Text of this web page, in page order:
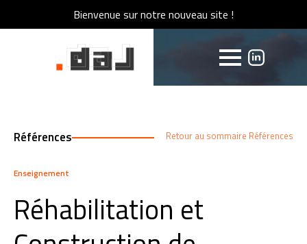
Bienvenue sur notre nouveau site !
Bienvenue sur notre nouveau site !
Références Retour au sommaire Références
Enseignement
Réhabilitation et